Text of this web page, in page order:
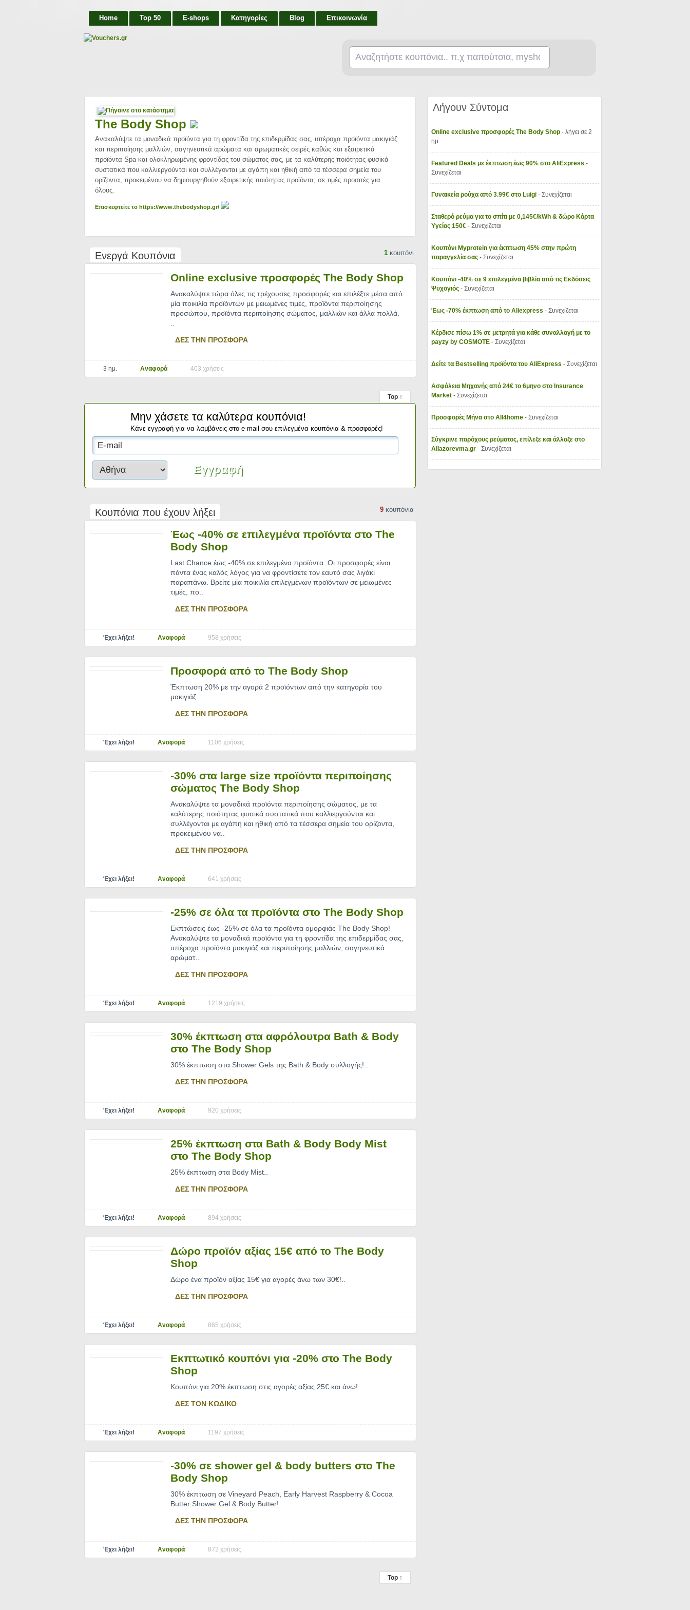
Home Top 50 E-shops Κατηγορίες Blog Επικοινωνία
The Body Shop
Ανακαλύψτε τα μοναδικά προϊόντα για τη φροντίδα της επιδερμίδας σας, υπέροχα προϊόντα μακιγιάζ
και περιποίησης μαλλιών, σαγηνευτικά αρώματα και αρωματικές σειρές καθώς και εξαιρετικά
προϊόντα Spa και ολοκληρωμένης φροντίδας του σώματος σας, με τα καλύτερης ποιότητας φυσικά
συστατικά που καλλιεργούνται και συλλέγονται με αγάπη και ηθική από τα τέσσερα σημεία του
ορίζοντα, προκειμένου να δημιουργηθούν εξαιρετικής ποιότητας προϊόντα, σε τιμές προσιτές για
όλους.
Επισκεφτείτε το https://www.thebodyshop.gr/
Ενεργά Κουπόνια 1 κουπόνι
Online exclusive προσφορές The Body Shop
Ανακαλύψτε τώρα όλες τις τρέχουσες προσφορές και επιλέξτε μέσα από
μία ποικιλία προϊόντων με μειωμένες τιμές, προϊόντα περιποίησης
προσώπου, προϊόντα περιποίησης σώματος, μαλλιών και άλλα πολλά.
ΔΕΣ ΤΗΝ ΠΡΟΣΦΟΡΑ
3 ημ. Αναφορά 403 χρήσεις
Top ↑
Μην χάσετε τα καλύτερα κουπόνια!
Κάνε εγγραφή για να λαμβάνεις στο e-mail σου επιλεγμένα κουπόνια & προσφορές!
Κουπόνια που έχουν λήξει 9 κουπόνια
Έως -40% σε επιλεγμένα προϊόντα στο The
Body Shop
Last Chance έως -40% σε επιλεγμένα προϊόντα. Οι προσφορές είναι
πάντα ένας καλός λόγος για να φροντίσετε τον εαυτό σας λιγάκι
παραπάνω. Βρείτε μία ποικιλία επιλεγμένων προϊόντων σε μειωμένες
τιμές, πο
ΔΕΣ ΤΗΝ ΠΡΟΣΦΟΡΑ
Έχει λήξει! Αναφορά 958 χρήσεις
Προσφορά από το The Body Shop
Έκπτωση 20% με την αγορά 2 προϊόντων από την κατηγορία του
μακιγιάζ
ΔΕΣ ΤΗΝ ΠΡΟΣΦΟΡΑ
Έχει λήξει! Αναφορά 1106 χρήσεις
-30% στα large size προϊόντα περιποίησης
σώματος The Body Shop
Ανακαλύψτε τα μοναδικά προϊόντα περιποίησης σώματος, με τα
καλύτερης ποιότητας φυσικά συστατικά που καλλιεργούνται και
συλλέγονται με αγάπη και ηθική από τα τέσσερα σημεία του ορίζοντα,
προκειμένου να
ΔΕΣ ΤΗΝ ΠΡΟΣΦΟΡΑ
Έχει λήξει! Αναφορά 641 χρήσεις
-25% σε όλα τα προϊόντα στο The Body Shop
Εκπτώσεις έως -25% σε όλα τα προϊόντα ομορφιάς The Body Shop!
Ανακαλύψτε τα μοναδικά προϊόντα για τη φροντίδα της επιδερμίδας σας,
υπέροχα προϊόντα μακιγιάζ και περιποίησης μαλλιών, σαγηνευτικά
αρώματ
ΔΕΣ ΤΗΝ ΠΡΟΣΦΟΡΑ
Έχει λήξει! Αναφορά 1219 χρήσεις
30% έκπτωση στα αφρόλουτρα Bath & Body
στο The Body Shop
30% έκπτωση στα Shower Gels της Bath & Body συλλογής!
ΔΕΣ ΤΗΝ ΠΡΟΣΦΟΡΑ
Έχει λήξει! Αναφορά 920 χρήσεις
25% έκπτωση στα Bath & Body Body Mist
στο The Body Shop
25% έκπτωση στα Body Mist
ΔΕΣ ΤΗΝ ΠΡΟΣΦΟΡΑ
Έχει λήξει! Αναφορά 894 χρήσεις
Δώρο προϊόν αξίας 15€ από το The Body
Shop
Δώρο ένα προϊόν αξίας 15€ για αγορές άνω των 30€!
ΔΕΣ ΤΗΝ ΠΡΟΣΦΟΡΑ
Έχει λήξει! Αναφορά 865 χρήσεις
Εκπτωτικό κουπόνι για -20% στο The Body
Shop
Κουπόνι για 20% έκπτωση στις αγορές αξίας 25€ και άνω!
ΔΕΣ ΤΟΝ ΚΩΔΙΚΟ
Έχει λήξει! Αναφορά 1197 χρήσεις
-30% σε shower gel & body butters στο The
Body Shop
30% έκπτωση σε Vineyard Peach, Early Harvest Raspberry & Cocoa
Butter Shower Gel & Body Butter!
ΔΕΣ ΤΗΝ ΠΡΟΣΦΟΡΑ
Έχει λήξει! Αναφορά 872 χρήσεις
Top ↑
Λήγουν Σύντομα
Online exclusive προσφορές The Body Shop - λήγει σε 2
ημ.
Featured Deals με έκπτωση έως 90% στο AliExpress -
Συνεχίζεται
Γυναικεία ρούχα από 3.99€ στο Luigi - Συνεχίζεται
Σταθερό ρεύμα για το σπίτι με 0,145€/kWh & δώρο Κάρτα
Υγείας 150€ - Συνεχίζεται
Κουπόνι Myprotein για έκπτωση 45% στην πρώτη
παραγγελία σας - Συνεχίζεται
Κουπόνι -40% σε 9 επιλεγμένα βιβλία από τις Εκδόσεις
Ψυχογιός - Συνεχίζεται
Έως -70% έκπτωση από το Aliexpress - Συνεχίζεται
Κέρδισε πίσω 1% σε μετρητά για κάθε συναλλαγή με το
payzy by COSMOTE - Συνεχίζεται
Δείτε τα Bestselling προϊόντα του AliExpress - Συνεχίζεται
Ασφάλεια Μηχανής από 24€ το 6μηνο στο Insurance
Market - Συνεχίζεται
Προσφορές Μήνα στο All4home - Συνεχίζεται
Σύγκρινε παρόχους ρεύματος, επίλεξε και άλλαξε στο
Allazorevma.gr - Συνεχίζεται